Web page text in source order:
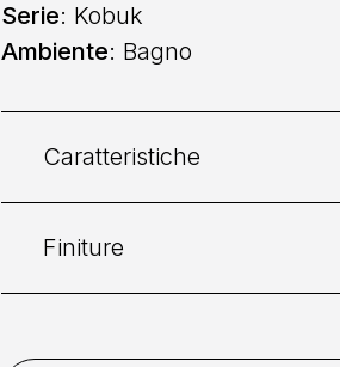
Serie: Kobuk
Ambiente: Bagno
Caratteristiche
Finiture